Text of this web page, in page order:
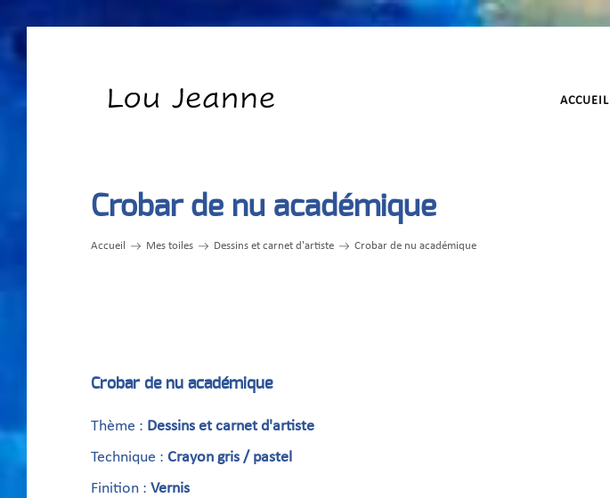
ACCUEIL
Crobar de nu académique
Accueil Mes toiles Dessins et carnet d'artiste Crobar de nu académique
Crobar de nu académique
Thème : Dessins et carnet d'artiste
Technique : Crayon gris / pastel
Finition : Vernis